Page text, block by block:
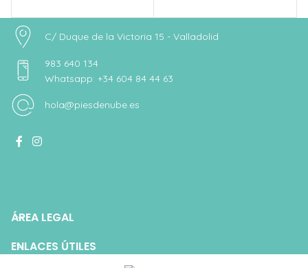
C/ Duque de la Victoria 15 - Valladolid
983 640 134
Whatsapp: +34 604 84 44 63
hola@piesdenube.es
ÁREA LEGAL
ENLACES ÚTILES